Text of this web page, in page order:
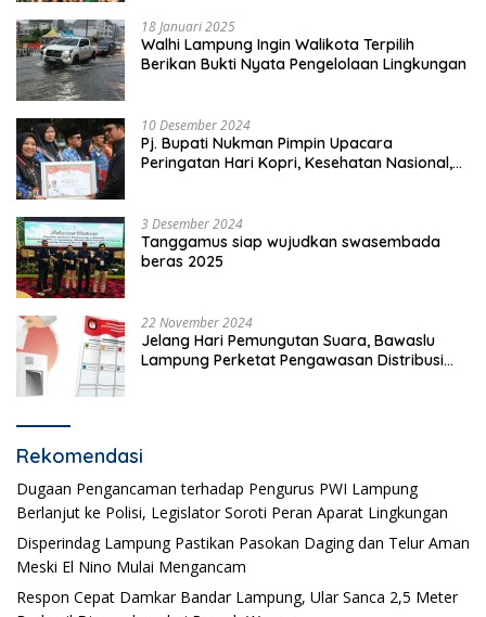
18 Januari 2025
Walhi Lampung Ingin Walikota Terpilih
Berikan Bukti Nyata Pengelolaan Lingkungan
10 Desember 2024
Pj. Bupati Nukman Pimpin Upacara
Peringatan Hari Kopri, Kesehatan Nasional,
3 Desember 2024
Tanggamus siap wujudkan swasembada
beras 2025
22 November 2024
Jelang Hari Pemungutan Suara, Bawaslu
Lampung Perketat Pengawasan Distribusi
Rekomendasi
Dugaan Pengancaman terhadap Pengurus PWI Lampung
Berlanjut ke Polisi, Legislator Soroti Peran Aparat Lingkungan
Disperindag Lampung Pastikan Pasokan Daging dan Telur Aman
Meski El Nino Mulai Mengancam
Respon Cepat Damkar Bandar Lampung, Ular Sanca 2,5 Meter